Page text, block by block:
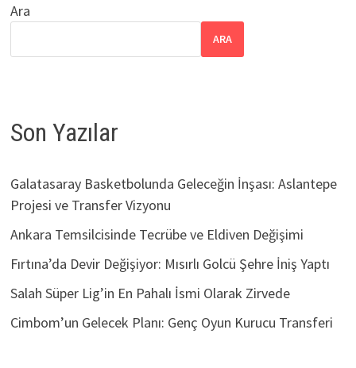
Ara
ARA
Son Yazılar
Galatasaray Basketbolunda Geleceğin İnşası: Aslantepe
Projesi ve Transfer Vizyonu
Ankara Temsilcisinde Tecrübe ve Eldiven Değişimi
Fırtına’da Devir Değişiyor: Mısırlı Golcü Şehre İniş Yaptı
Salah Süper Lig’in En Pahalı İsmi Olarak Zirvede
Cimbom’un Gelecek Planı: Genç Oyun Kurucu Transferi